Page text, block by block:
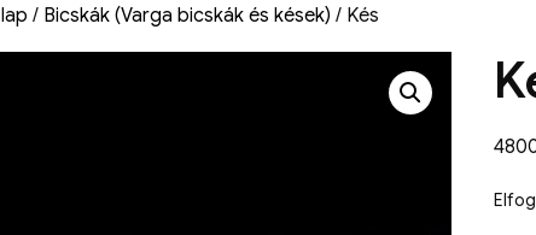
/ Bicskák (Varga bicskák és kések) / Kés